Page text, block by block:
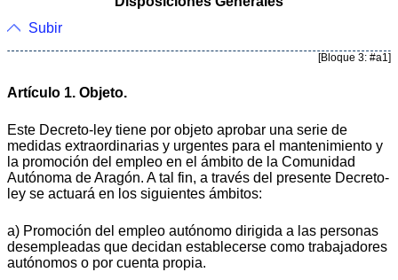
Subir
[Bloque 3: #a1]
Artículo 1. Objeto.
Este Decreto-ley tiene por objeto aprobar una serie de
medidas extraordinarias y urgentes para el mantenimiento y
la promoción del empleo en el ámbito de la Comunidad
Autónoma de Aragón. A tal fin, a través del presente Decreto-
ley se actuará en los siguientes ámbitos:
a) Promoción del empleo autónomo dirigida a las personas
desempleadas que decidan establecerse como trabajadores
autónomos o por cuenta propia.